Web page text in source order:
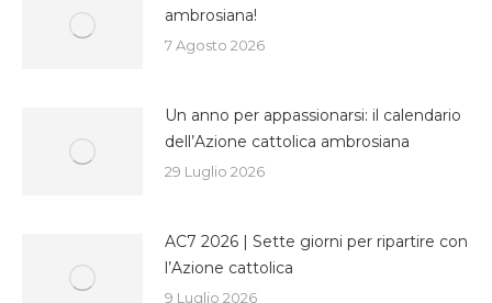
ambrosiana!
7 Agosto 2026
Un anno per appassionarsi: il calendario
dell’Azione cattolica ambrosiana
29 Luglio 2026
AC7 2026 | Sette giorni per ripartire con
l’Azione cattolica
9 Luglio 2026